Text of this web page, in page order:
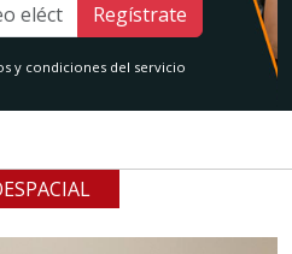
Regístrate
y condiciones del servicio